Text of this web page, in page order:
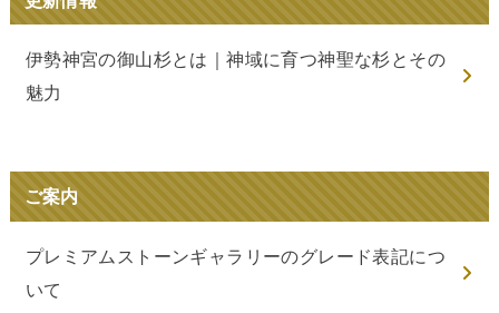
伊勢神宮の御山杉とは｜神域に育つ神聖な杉とその
魅力
ご案内
プレミアムストーンギャラリーのグレード表記につ
いて